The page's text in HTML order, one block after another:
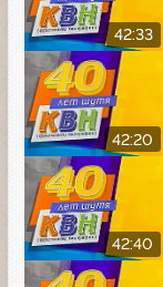
42:33
42:20
42:40